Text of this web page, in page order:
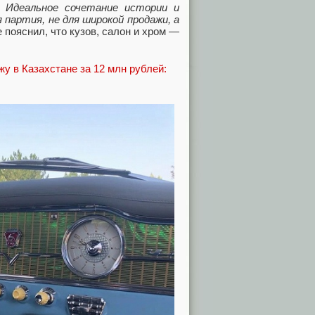
сочетание истории и
не для широкой продажи, а
что кузов, салон и хром —